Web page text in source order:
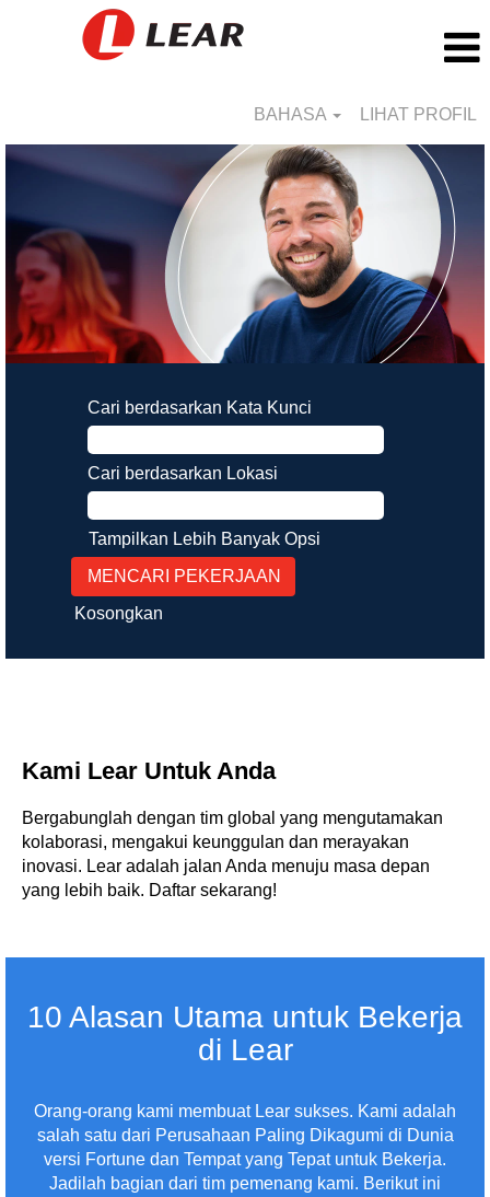
BAHASA LIHAT PROFIL
Cari berdasarkan Kata Kunci
Cari berdasarkan Lokasi
Tampilkan Lebih Banyak Opsi
Kosongkan
Kami Lear Untuk Anda
Bergabunglah dengan tim global yang mengutamakan
kolaborasi, mengakui keunggulan dan merayakan
inovasi. Lear adalah jalan Anda menuju masa depan
yang lebih baik. Daftar sekarang!
10 Alasan Utama untuk Bekerja
di Lear
Orang-orang kami membuat Lear sukses. Kami adalah
salah satu dari Perusahaan Paling Dikagumi di Dunia
versi Fortune dan Tempat yang Tepat untuk Bekerja.
Jadilah bagian dari tim pemenang kami. Berikut ini